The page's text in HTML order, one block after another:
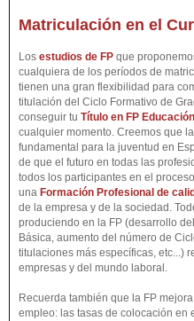
Matriculación en el
Los estudios de FP que
cualquiera de los períodos de
tienen una gran flexibilidad para
titulación del Ciclo Formativo de
conseguir tu Título en FP
cualquier momento. Creemos que
fundamental para la juventud en
de que el futuro en todas las
todos los participantes en el
una Formación Profesional de
de la empresa y de la sociedad.
produciendo en la FP (desarrollo
Básica, aumento del número de
titulaciones más específicas, etc...)
empresas y del mundo laboral.
Recuerda también que la FP
empleo: las tasas de colocación en